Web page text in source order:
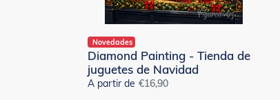
Novedades
Diamond Painting - Tienda de
juguetes de Navidad
A partir de Precio
€16,90